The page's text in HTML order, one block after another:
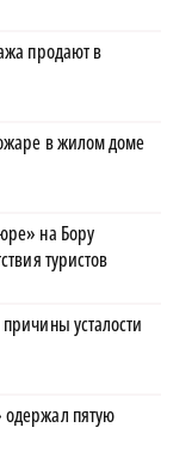
продают в
в жилом доме
на Бору
туристов
усталости
пятую